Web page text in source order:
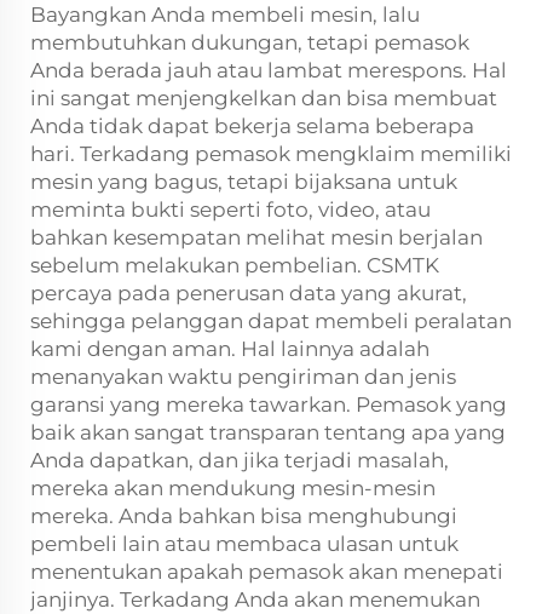
Bayangkan Anda membeli mesin, lalu
membutuhkan dukungan, tetapi pemasok
Anda berada jauh atau lambat merespons. Hal
ini sangat menjengkelkan dan bisa membuat
Anda tidak dapat bekerja selama beberapa
hari. Terkadang pemasok mengklaim memiliki
mesin yang bagus, tetapi bijaksana untuk
meminta bukti seperti foto, video, atau
bahkan kesempatan melihat mesin berjalan
sebelum melakukan pembelian. CSMTK
percaya pada penerusan data yang akurat,
sehingga pelanggan dapat membeli peralatan
kami dengan aman. Hal lainnya adalah
menanyakan waktu pengiriman dan jenis
garansi yang mereka tawarkan. Pemasok yang
baik akan sangat transparan tentang apa yang
Anda dapatkan, dan jika terjadi masalah,
mereka akan mendukung mesin-mesin
mereka. Anda bahkan bisa menghubungi
pembeli lain atau membaca ulasan untuk
menentukan apakah pemasok akan menepati
janjinya. Terkadang Anda akan menemukan